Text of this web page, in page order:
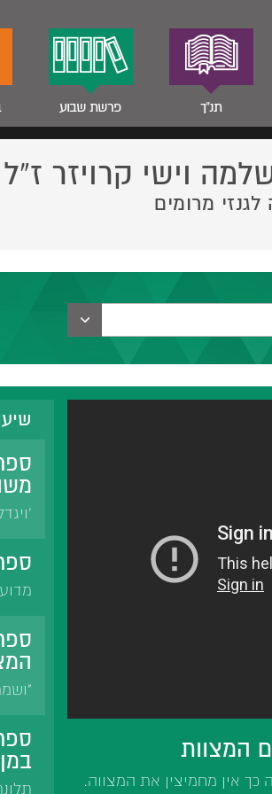
תנ"ך פרשת שבוע
וישי קרויזר ז”ל
מרומים
המצוות
אין מחמיצין את המצווה.
במן